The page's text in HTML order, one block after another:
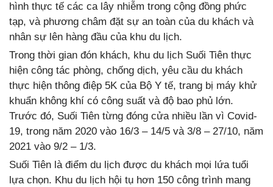
hình thực tế các ca lây nhiễm trong cộng đồng phức
tạp, và phương châm đặt sự an toàn của du khách và
nhân sự lên hàng đầu của khu du lịch.
Trong thời gian đón khách, khu du lịch Suối Tiên thực
hiện công tác phòng, chống dịch, yêu cầu du khách
thực hiện thông điệp 5K của Bộ Y tế, trang bị máy khử
khuẩn không khí có công suất và độ bao phủ lớn.
Trước đó, Suối Tiên từng đóng cửa nhiều lần vì Covid-
19, trong năm 2020 vào 16/3 – 14/5 và 3/8 – 27/10, năm
2021 vào 9/2 – 1/3.
Suối Tiên là điểm du lịch được du khách mọi lứa tuổi
lựa chọn. Khu du lịch hội tụ hơn 150 công trình mang